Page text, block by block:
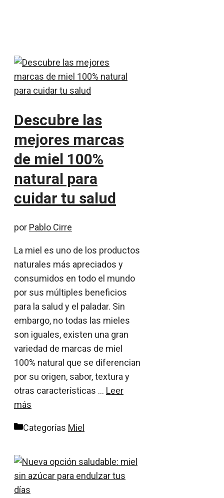
Descubre las
mejores marcas
de miel 100%
natural para
cuidar tu salud
por Pablo Cirre
La miel es uno de los productos
naturales más apreciados y
consumidos en todo el mundo
por sus múltiples beneficios
para la salud y el paladar. Sin
embargo, no todas las mieles
son iguales, existen una gran
variedad de marcas de miel
100% natural que se diferencian
por su origen, sabor, textura y
otras características … Leer
más
Categorías Miel